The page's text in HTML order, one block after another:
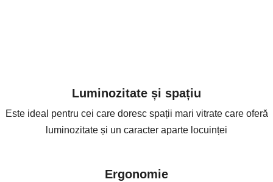
Luminozitate și spațiu
Este ideal pentru cei care doresc spații mari vitrate care oferă
luminozitate și un caracter aparte locuinței
Ergonomie